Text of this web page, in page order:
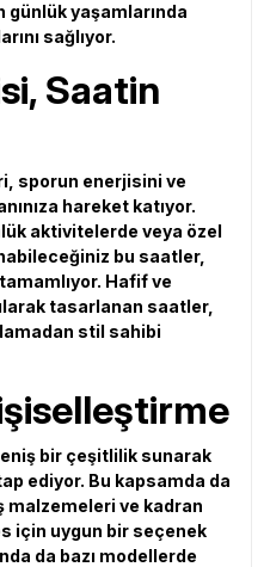
günlük yaşamlarında
sağlıyor.
Saatin
sporun enerjisini ve
hareket katıyor.
aktivitelerde veya özel
bu saatler,
Hafif ve
tasarlanan saatler,
stil sahibi
bir çeşitlilik sunarak
ediyor. Bu kapsamda da
malzemeleri ve kadran
için uygun bir seçenek
da bazı modellerde